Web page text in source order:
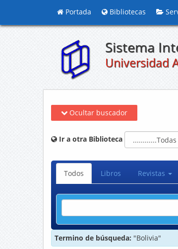
Portada Bibliotecas
Sistema
Universidad
Ocultar buscador
Ir a otra Biblioteca
Todos Libros Revistas
Termino de búsqueda: "Bolivia"